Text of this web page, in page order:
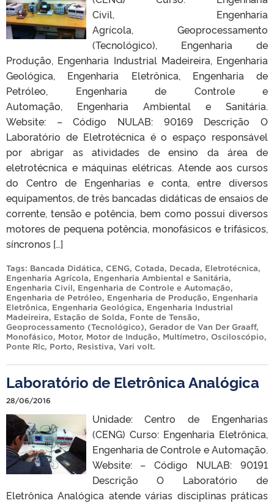
Civil, Engenharia
Agrícola, Geoprocessamento
(Tecnológico), Engenharia de
Produção, Engenharia Industrial Madeireira, Engenharia
Geológica, Engenharia Eletrônica, Engenharia de
Petróleo, Engenharia de Controle e
Automação, Engenharia Ambiental e Sanitária.
Website: – Código NULAB: 90169 Descrição O
Laboratório de Eletrotécnica é o espaço responsável
por abrigar as atividades de ensino da área de
eletrotécnica e máquinas elétricas. Atende aos cursos
do Centro de Engenharias e conta, entre diversos
equipamentos, de três bancadas didáticas de ensaios de
corrente, tensão e potência, bem como possui diversos
motores de pequena potência, monofásicos e trifásicos,
síncronos […]
Tags: Bancada Didática, CENG, Cotada, Decada, Eletrotécnica,
Engenharia Agrícola, Engenharia Ambiental e Sanitária,
Engenharia Civil, Engenharia de Controle e Automação,
Engenharia de Petróleo, Engenharia de Produção, Engenharia
Eletrônica, Engenharia Geológica, Engenharia Industrial
Madeireira, Estação de Solda, Fonte de Tensão,
Geoprocessamento (Tecnológico), Gerador de Van Der Graaff,
Monofásico, Motor, Motor de Indução, Multímetro, Osciloscópio,
Ponte Rlc, Porto, Resistiva, Vari volt.
Laboratório de Eletrônica Analógica
28/06/2016
Unidade: Centro de Engenharias
(CENG) Curso: Engenharia Eletrônica,
Engenharia de Controle e Automação.
Website: – Código NULAB: 90191
Descrição O Laboratório de
Eletrônica Analógica atende várias disciplinas práticas